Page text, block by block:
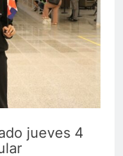
jueves 4